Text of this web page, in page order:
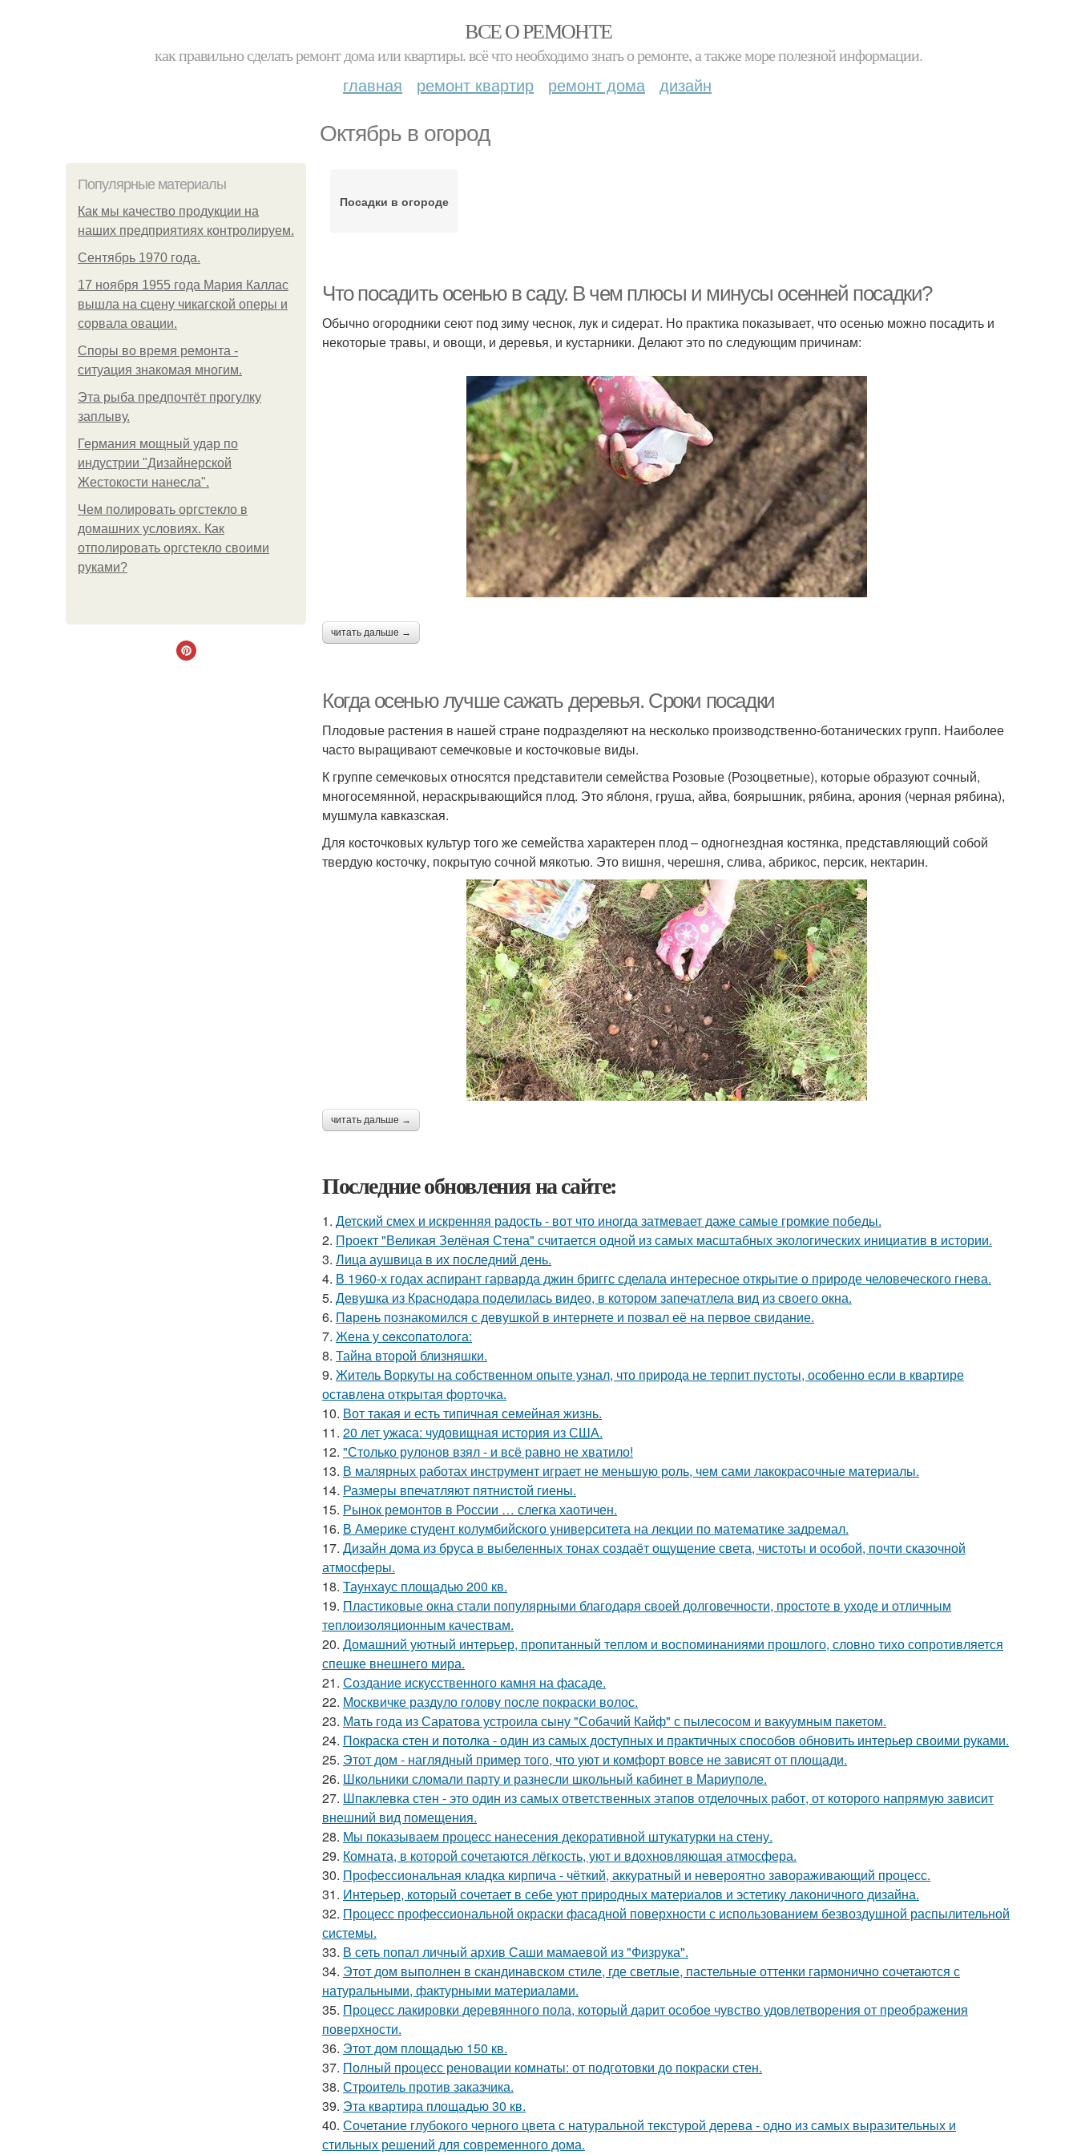
ВСЕ О РЕМОНТЕ
как правильно сделать ремонт дома или квартиры. всё что необходимо знать о ремонте, а также море полезной информации.
главная ремонт квартир ремонт дома дизайн
Октябрь в огород
Популярные материалы
Как мы качество продукции на
наших предприятиях контролируем.
Сентябрь 1970 года.
17 ноября 1955 года Мария Каллас
вышла на сцену чикагской оперы и
сорвала овации.
Споры во время ремонта -
ситуация знакомая многим.
Эта рыба предпочтёт прогулку
заплыву.
Германия мощный удар по
индустрии "Дизайнерской
Жестокости нанесла".
Чем полировать оргстекло в
домашних условиях. Как
отполировать оргстекло своими
руками?
Посадки в огороде
Что посадить осенью в саду. В чем плюсы и минусы осенней посадки?
Обычно огородники сеют под зиму чеснок, лук и сидерат. Но практика показывает, что осенью можно посадить и
некоторые травы, и овощи, и деревья, и кустарники. Делают это по следующим причинам:
читать дальше →
Когда осенью лучше сажать деревья. Сроки посадки
Плодовые растения в нашей стране подразделяют на несколько производственно-ботанических групп. Наиболее
часто выращивают семечковые и косточковые виды.
К группе семечковых относятся представители семейства Розовые (Розоцветные), которые образуют сочный,
многосемянной, нераскрывающийся плод. Это яблоня, груша, айва, боярышник, рябина, арония (черная рябина),
мушмула кавказская.
Для косточковых культур того же семейства характерен плод – одногнездная костянка, представляющий собой
твердую косточку, покрытую сочной мякотью. Это вишня, черешня, слива, абрикос, персик, нектарин.
читать дальше →
Последние обновления на сайте:
1. Детский смех и искренняя радость - вот что иногда затмевает даже самые громкие победы.
2. Проект "Великая Зелёная Стена" считается одной из самых масштабных экологических инициатив в истории.
3. Лица аушвица в их последний день.
4. В 1960-х годах аспирант гарварда джин бриггс сделала интересное открытие о природе человеческого гнева.
5. Девушка из Краснодара поделилась видео, в котором запечатлела вид из своего окна.
6. Пaрень познакомился с девушкой в интернете и позвал её на первое свидание.
7. Жена у ceкcопатолога:
8. Тайна второй близняшки.
9. Житель Воркуты на собственном опыте узнал, что природа не терпит пустоты, особенно если в квартире
оставлена открытая форточка.
10. Вот такая и есть типичная семейная жизнь.
11. 20 лет ужаса: чудовищная история из США.
12. "Столько рулонов взял - и всё равно не хватило!
13. В малярных работах инструмент играет не меньшую роль, чем сами лакокрасочные материалы.
14. Размеры впечатляют пятнистой гиены.
15. Рынок ремонтов в России … слегка хаотичен.
16. В Америке студент колумбийского университета на лекции по математике задремал.
17. Дизайн дома из бруса в выбеленных тонах создаёт ощущение света, чистоты и особой, почти сказочной
атмосферы.
18. Таунхаус площадью 200 кв.
19. Пластиковые окна стали популярными благодаря своей долговечности, простоте в уходе и отличным
теплоизоляционным качествам.
20. Домашний уютный интерьер, пропитанный теплом и воспоминаниями прошлого, словно тихо сопротивляется
спешке внешнего мира.
21. Создание искусственного камня на фасаде.
22. Москвичке раздуло голову после покраски волос.
23. Мать года из Саратова устроила сыну "Собачий Кайф" с пылесосом и вакуумным пакетом.
24. Покраска стен и потолка - один из самых доступных и практичных способов обновить интерьер своими руками.
25. Этот дом - наглядный пример того, что уют и комфорт вовсе не зависят от площади.
26. Школьники сломали парту и разнесли школьный кабинет в Мариуполе.
27. Шпаклевка стен - это один из самых ответственных этапов отделочных работ, от которого напрямую зависит
внешний вид помещения.
28. Мы показываем процесс нанесения декоративной штукатурки на стену.
29. Комната, в которой сочетаются лёгкость, уют и вдохновляющая атмосфера.
30. Профессиональная кладка кирпича - чёткий, аккуратный и невероятно завораживающий процесс.
31. Интерьер, который сочетает в себе уют природных материалов и эстетику лаконичного дизайна.
32. Процесс профессиональной окраски фасадной поверхности с использованием безвоздушной распылительной
системы.
33. В сеть попал личный архив Саши мамаевой из "Физрука".
34. Этот дом выполнен в скандинавском стиле, где светлые, пастельные оттенки гармонично сочетаются с
натуральными, фактурными материалами.
35. Процесс лакировки деревянного пола, который дарит особое чувство удовлетворения от преображения
поверхности.
36. Этот дом площадью 150 кв.
37. Полный процесс реновации комнаты: от подготовки до покраски стен.
38. Строитель против заказчика.
39. Эта квартира площадью 30 кв.
40. Сочетание глубокого черного цвета с натуральной текстурой дерева - одно из самых выразительных и
стильных решений для современного дома.